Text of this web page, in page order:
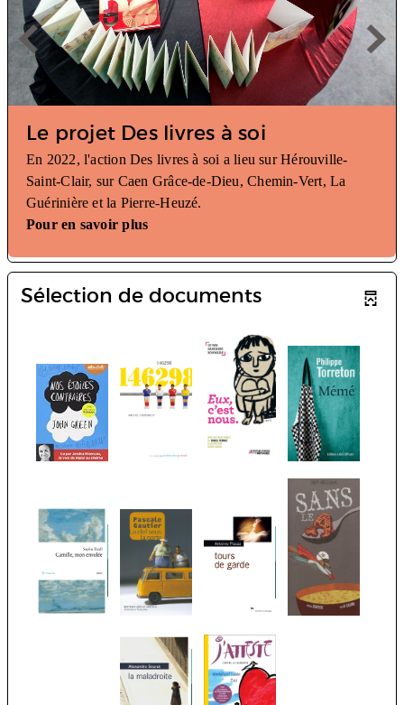
Le projet Des livres à soi
En 2022, l'action Des livres à soi a lieu sur Hérouville-
Saint-Clair, sur Caen Grâce-de-Dieu, Chemin-Vert, La
Guérinière et la Pierre-Heuzé.
Pour en savoir plus
Sélection de documents